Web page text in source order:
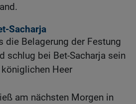
Sacharja
die Belagerung der Festung
schlug bei Bet-Sacharja sein
Heer
am nächsten Morgen in